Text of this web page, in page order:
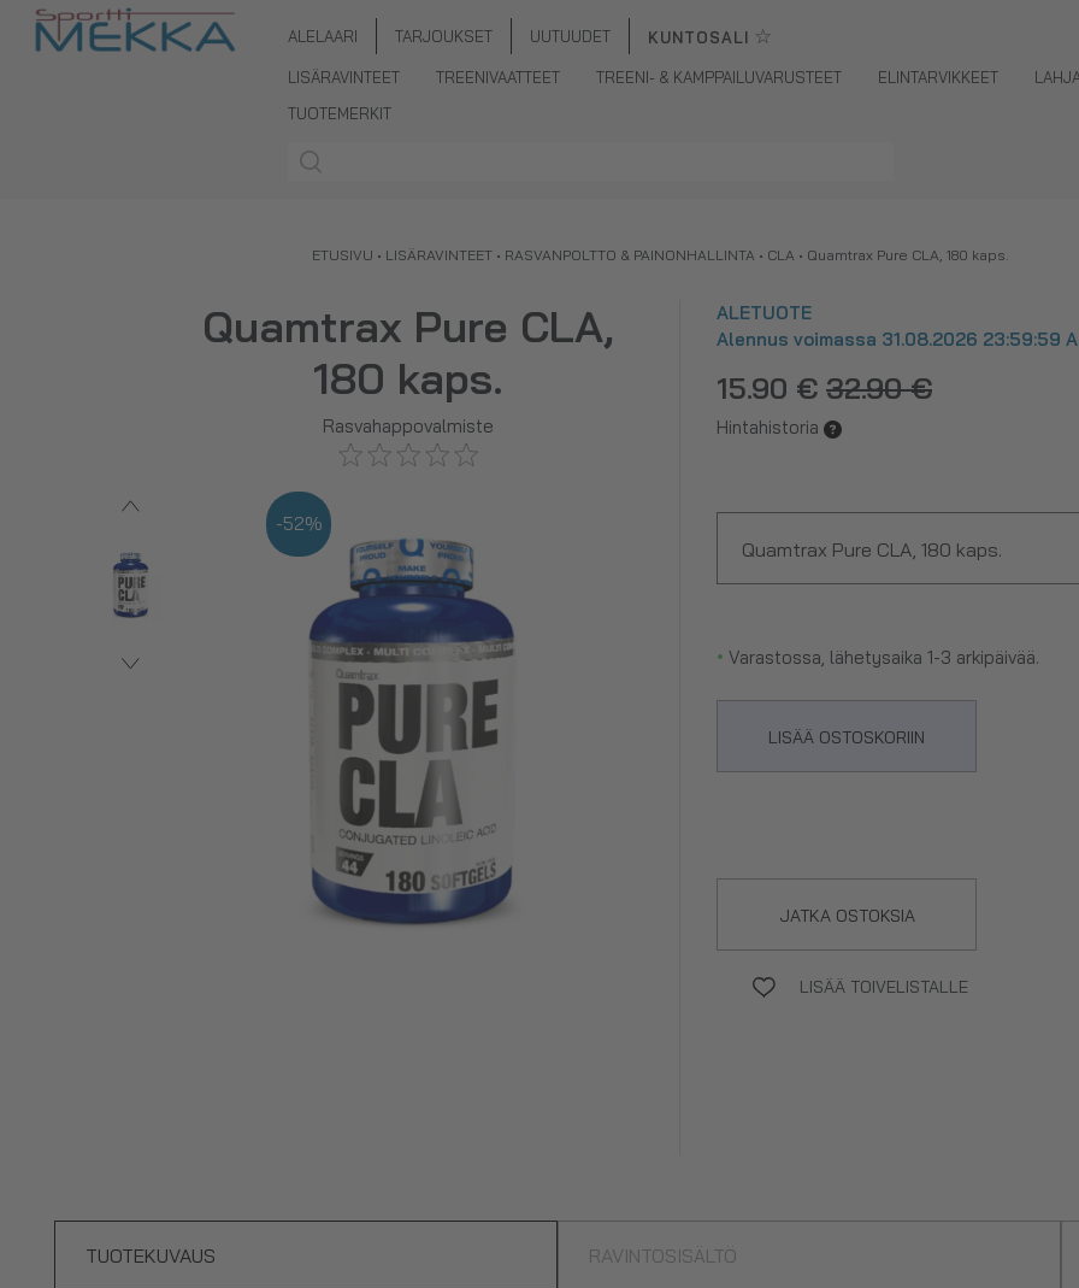
ALELAARI TARJOUKSET UUTUUDET KUNTOSALI ☆
LISÄRAVINTEET TREENIVAATTEET TREENI- & KAMPPAILUVARUSTEET ELINTARVIKKEET
TUOTEMERKIT
ETUSIVU • LISÄRAVINTEET • RASVANPOLTTO & PAINONHALLINTA • CLA • Quamtrax Pure CLA, 180 kaps.
Quamtrax Pure CLA,
180 kaps.
Rasvahappovalmiste
-52%
Quamtrax Pure CLA, 180 kaps.
ALETUOTE
Alennus voimassa 31.08.2026 23:59:59
15.90 € 32.90 €
Hintahistoria
LISÄÄ OSTOSKORIIN
• Varastossa, lähetysaika 1-3 arkipäivää.
JATKA OSTOKSIA
LISÄÄ TOIVELISTALLE
TUOTEKUVAUS RAVINTOSISÄLTÖ